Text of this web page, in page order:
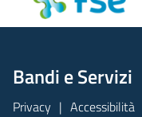
Bandi e Servizi
Privacy Accessibilità